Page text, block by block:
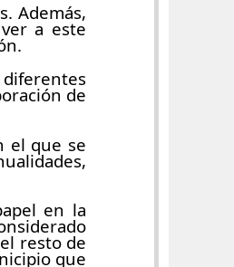
Además,
a este
de
el que se
en la
resto de
que